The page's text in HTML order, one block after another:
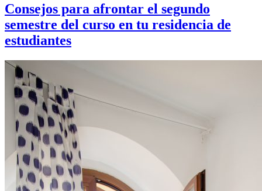
Consejos para afrontar el segundo
semestre del curso en tu residencia de
estudiantes